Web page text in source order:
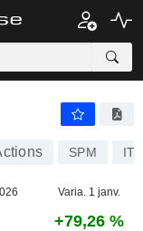
SPM
Varia. 1 janv.
+79,26 %